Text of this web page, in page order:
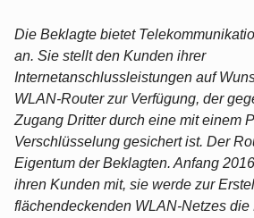
Die Beklagte bietet
an. Sie stellt den Kunden ihrer
Internetanschlussleistungen auf
WLAN-Router zur Verfügung, der
Zugang Dritter durch eine mit einem
Verschlüsselung gesichert ist. Der
Eigentum der Beklagten. Anfang
ihren Kunden mit, sie werde zur
flächendeckenden WLAN-Netzes die